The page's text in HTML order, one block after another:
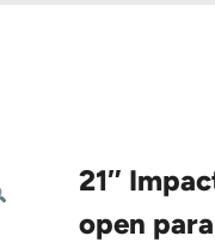
21″
open